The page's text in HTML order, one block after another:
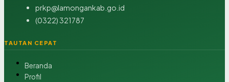
prkp@lamongankab.go.id
(0322) 321787
TAUTAN CEPAT
Beranda
Profil